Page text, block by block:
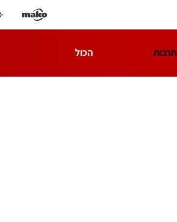
תרבות הכול